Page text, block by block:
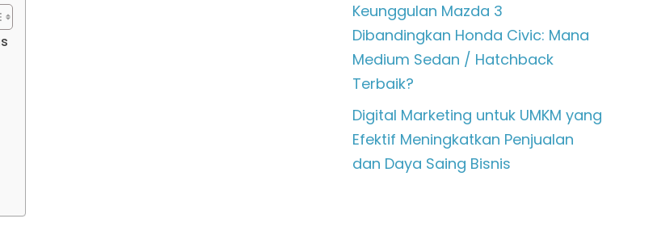
Keunggulan Mazda 3
Dibandingkan Honda Civic: Mana
Medium Sedan / Hatchback
Terbaik?
Digital Marketing untuk UMKM yang
Efektif Meningkatkan Penjualan
dan Daya Saing Bisnis